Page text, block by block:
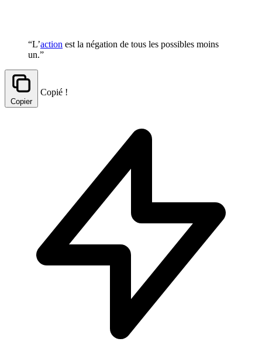
“L’action est la négation de tous les possibles moins
un.”
Copier
Copié !